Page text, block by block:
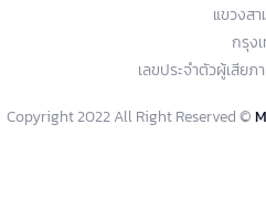
แขวงส
กรุง
เลขประจำตัวผู้เสียภ
Copyright 2022 All Right Reserved ©